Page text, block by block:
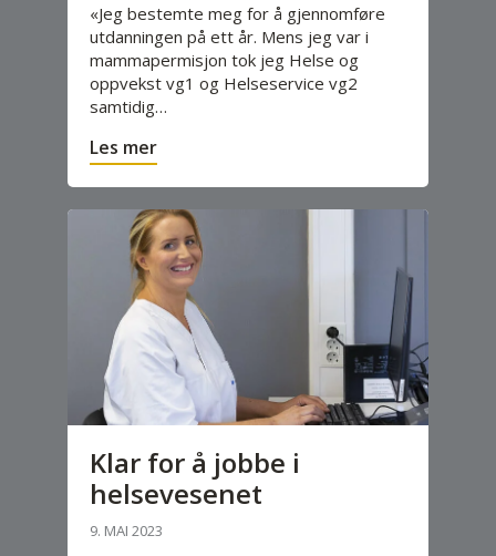
«Jeg bestemte meg for å gjennomføre
utdanningen på ett år. Mens jeg var i
mammapermisjon tok jeg Helse og
oppvekst vg1 og Helseservice vg2
samtidig…
Les mer
Klar for å jobbe i
helsevesenet
9. MAI 2023